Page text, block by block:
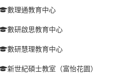
數理通教育中心
數研啟思教育中心
數研慧理教育中心
新世紀碩士教室（富怡花園）